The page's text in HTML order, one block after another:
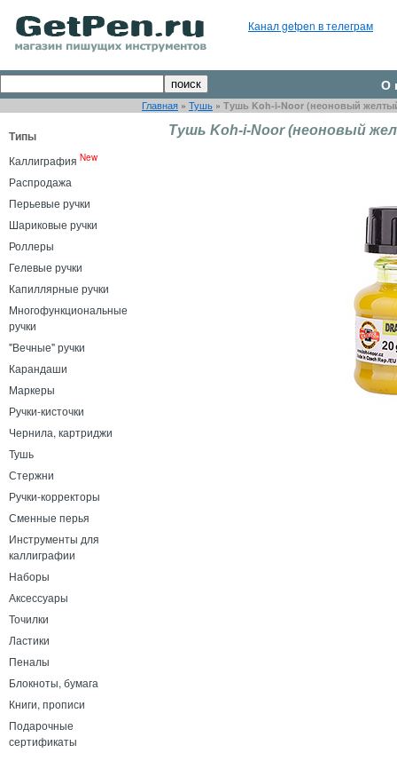
Канал getpen в телеграм
О
Главная » Тушь » Тушь Koh-i-Noor (неоновый
Типы
Каллиграфия New
Распродажа
Перьевые ручки
Шариковые ручки
Роллеры
Гелевые ручки
Капиллярные ручки
Многофункциональные
ручки
"Вечные" ручки
Карандаши
Маркеры
Ручки-кисточки
Чернила, картриджи
Тушь
Стержни
Ручки-корректоры
Сменные перья
Инструменты для
каллиграфии
Наборы
Аксессуары
Точилки
Ластики
Пеналы
Блокноты, бумага
Книги, прописи
Подарочные
сертификаты
Тушь Koh-i-Noor (неоновый